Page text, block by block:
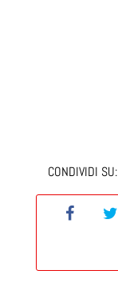
CONDIVIDI SU: